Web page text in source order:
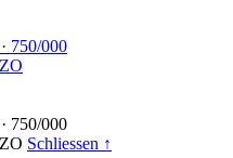
· 750/000
· 750/000
Schliessen ↑